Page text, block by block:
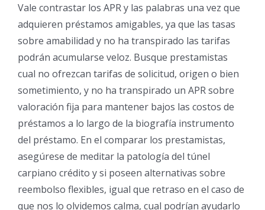
Vale contrastar los APR y las palabras una vez que
adquieren préstamos amigables, ya que las tasas
sobre amabilidad y no ha transpirado las tarifas
podrán acumularse veloz. Busque prestamistas
cual no ofrezcan tarifas de solicitud, origen o bien
sometimiento, y no ha transpirado un APR sobre
valoración fija para mantener bajos las costos de
préstamos a lo largo de la biografía instrumento
del préstamo. En el comparar los prestamistas,
asegúrese de meditar la patologí­a del túnel
carpiano crédito y si poseen alternativas sobre
reembolso flexibles, igual que retraso en el caso de
que nos lo olvidemos calma, cual podrían ayudarlo